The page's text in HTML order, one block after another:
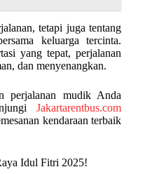
tetapi juga tentang
keluarga tercinta.
yang tepat, perjalanan
dan menyenangkan.
perjalanan mudik Anda
Jakartarentbus.com
kendaraan terbaik
Idul Fitri 2025!